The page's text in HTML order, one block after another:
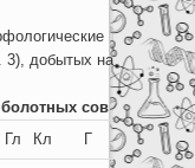
промеры
добытых на
сов
Гл Кл Г Ц 1п 1к